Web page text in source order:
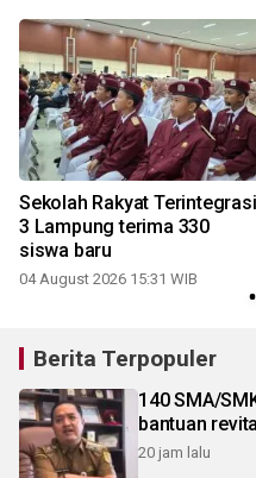
Sekolah Rakyat Terintegrasi
3 Lampung terima 330
siswa baru
04 August 2026 15:31 WIB
Berita Terpopuler
140 SMA/
bantuan
20 jam lalu